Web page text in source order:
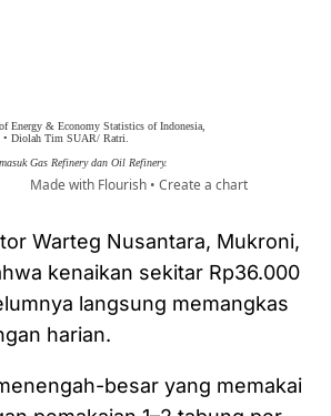
Warteg Nusantara, Mukroni,
kenaikan sekitar Rp36.000
langsung memangkas
harian.
besar yang memakai